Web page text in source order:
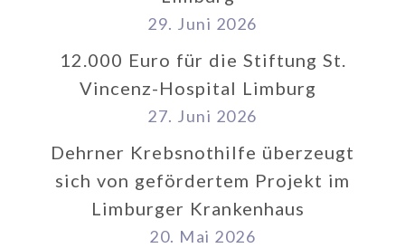
29. Juni 2026
12.000 Euro für die Stiftung St.
Vincenz-Hospital Limburg
27. Juni 2026
Dehrner Krebsnothilfe überzeugt
sich von gefördertem Projekt im
Limburger Krankenhaus
20. Mai 2026